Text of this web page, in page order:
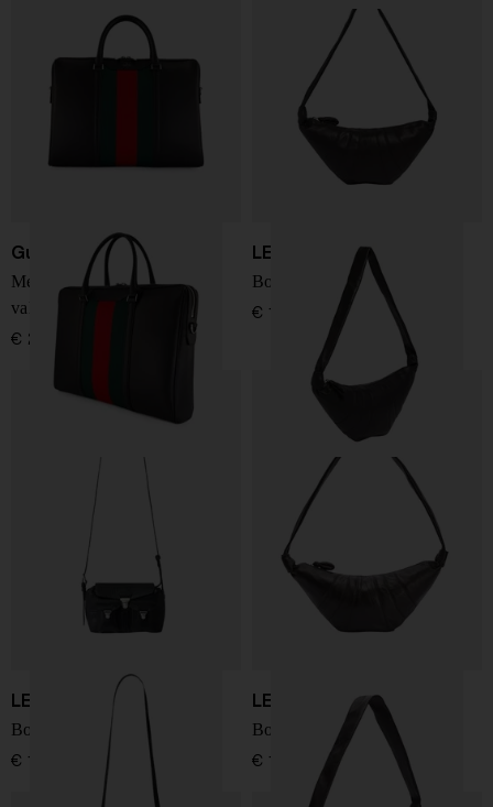
Gucci
Mega Web Trademark
valigetta
€ 2.500,00
LEMAIRE
Borsa Croissant
€ 1.190,00
LEMAIRE
Borsa Soft Gear
€ 1.090,00
LEMAIRE
Borsa Croissant
€ 1.190,00